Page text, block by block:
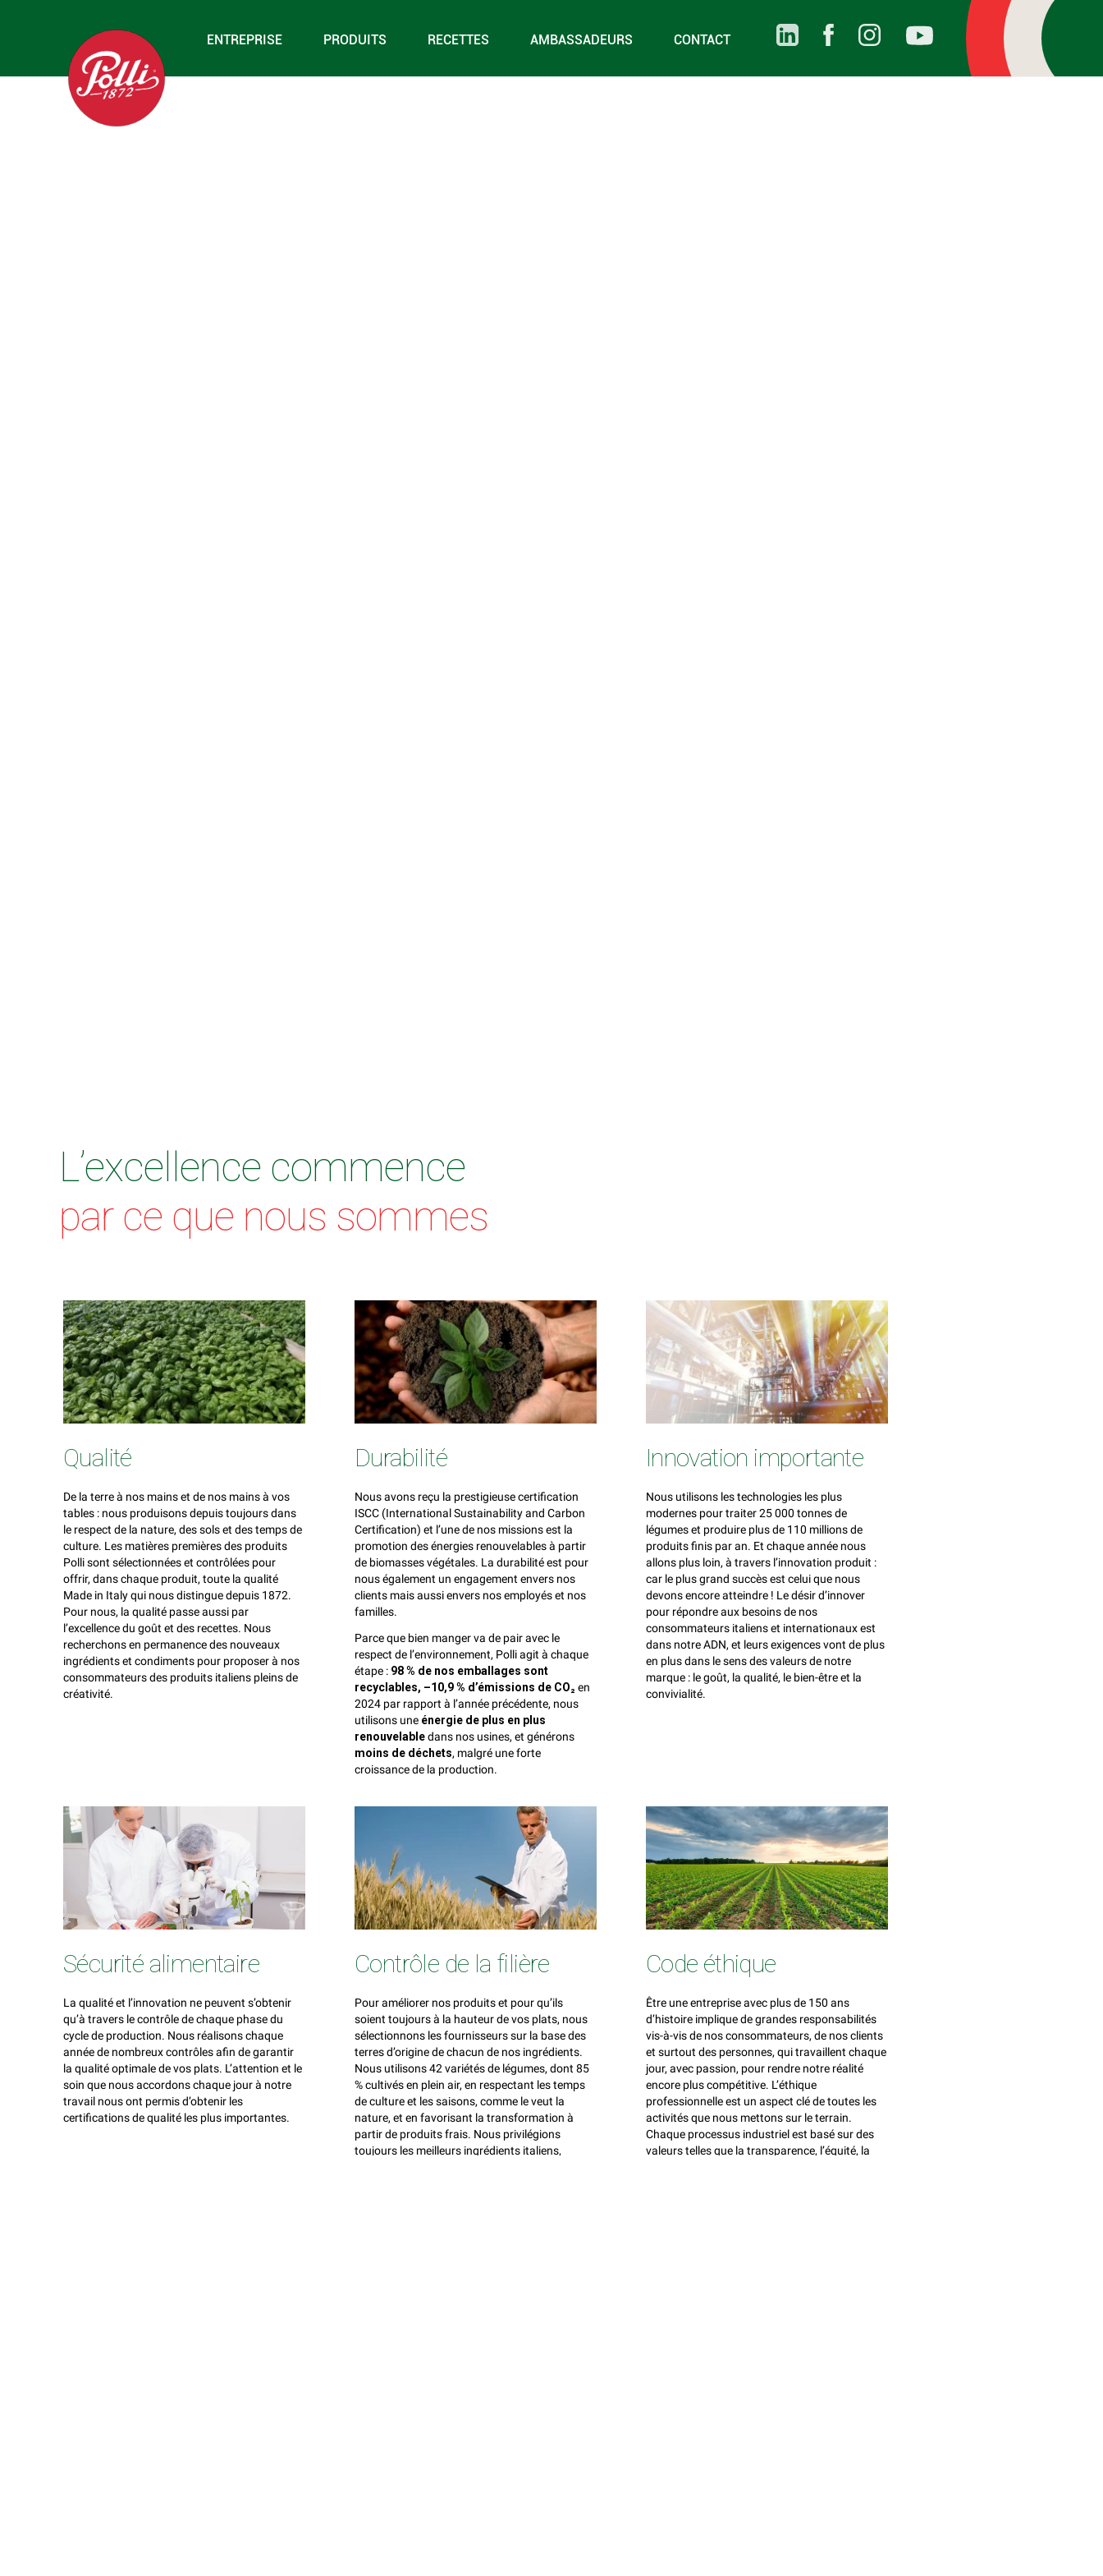
ENTREPRISE PRODUITS RECETTES AMBASSADEURS CONTACT
L’excellence commence
par ce que nous sommes
Qualité
De la terre à nos mains et de nos mains à vos
tables : nous produisons depuis toujours dans
le respect de la nature, des sols et des temps de
culture. Les matières premières des produits
Polli sont sélectionnées et contrôlées pour
offrir, dans chaque produit, toute la qualité
Made in Italy qui nous distingue depuis 1872.
Pour nous, la qualité passe aussi par
l’excellence du goût et des recettes. Nous
recherchons en permanence des nouveaux
ingrédients et condiments pour proposer à nos
consommateurs des produits italiens pleins de
créativité.
Durabilité
Nous avons reçu la prestigieuse certification
ISCC (International Sustainability and Carbon
Certification) et l’une de nos missions est la
promotion des énergies renouvelables à partir
de biomasses végétales. La durabilité est pour
nous également un engagement envers nos
clients mais aussi envers nos employés et nos
familles.
Parce que bien manger va de pair avec le
respect de l’environnement, Polli agit à chaque
étape : 98 % de nos emballages sont
recyclables, –10,9 % d’émissions de CO₂ en
2024 par rapport à l’année précédente, nous
utilisons une énergie de plus en plus
renouvelabledans nos usines, et générons
moins de déchets, malgré une forte
croissance de la production.
Innovation importante
Nous utilisons les technologies les plus
modernes pour traiter 25 000 tonnes de
légumes et produire plus de 110 millions de
produits finis par an. Et chaque année nous
allons plus loin, à travers l’innovation produit :
car le plus grand succès est celui que nous
devons encore atteindre ! Le désir d’innover
pour répondre aux besoins de nos
consommateurs italiens et internationaux est
dans notre ADN, et leurs exigences vont de plus
en plus dans le sens des valeurs de notre
marque : le goût, la qualité, le bien-être et la
convivialité.
Sécurité alimentaire
La qualité et l’innovation ne peuvent s’obtenir
qu’à travers le contrôle de chaque phase du
cycle de production. Nous réalisons chaque
année de nombreux contrôles afin de garantir
la qualité optimale de vos plats. L’attention et le
soin que nous accordons chaque jour à notre
travail nous ont permis d’obtenir les
certifications de qualité les plus importantes.
Contrôle de la filière
Pour améliorer nos produits et pour qu’ils
soient toujours à la hauteur de vos plats, nous
sélectionnons les fournisseurs sur la base des
terres d’origine de chacun de nos ingrédients.
Nous utilisons 42 variétés de légumes, dont 85
% cultivés en plein air, en respectant les temps
de culture et les saisons, comme le veut la
nature, et en favorisant la transformation à
partir de produits frais. Nous privilégions
toujours les meilleurs ingrédients italiens,
Code éthique
Être une entreprise avec plus de 150 ans
d’histoire implique de grandes responsabilités
vis-à-vis de nos consommateurs, de nos clients
et surtout des personnes, qui travaillent chaque
jour, avec passion, pour rendre notre réalité
encore plus compétitive. L’éthique
professionnelle est un aspect clé de toutes les
activités que nous mettons sur le terrain.
Chaque processus industriel est basé sur des
valeurs telles que la transparence, l’équité, la